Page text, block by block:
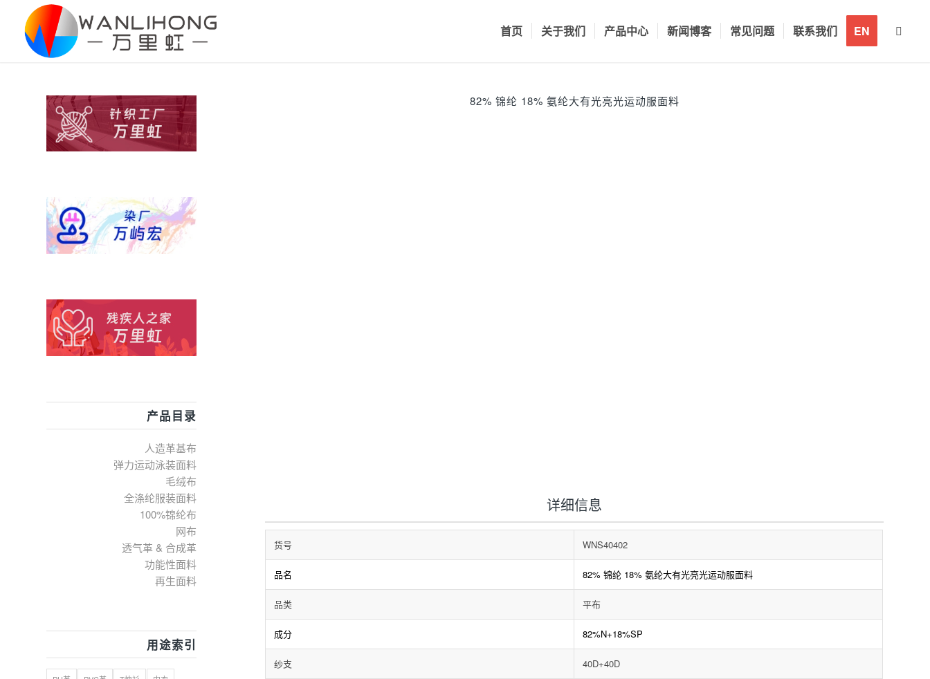
首页 关于我们 产品中心 新闻博客 常见问题 联系我们 EN
82% 锦纶 18% 氨纶大有光亮光运动服面料
详细信息
货号 WNS40402
品名 82% 锦纶 18% 氨纶大有光亮光运动服面料
品类 平布
成分 82%N+18%SP
纱支 40D+40D
产品目录
人造革基布
弹力运动泳装面料
毛绒布
全涤纶服装面料
100%锦纶布
网布
透气革 & 合成革
功能性面料
再生面料
用途索引